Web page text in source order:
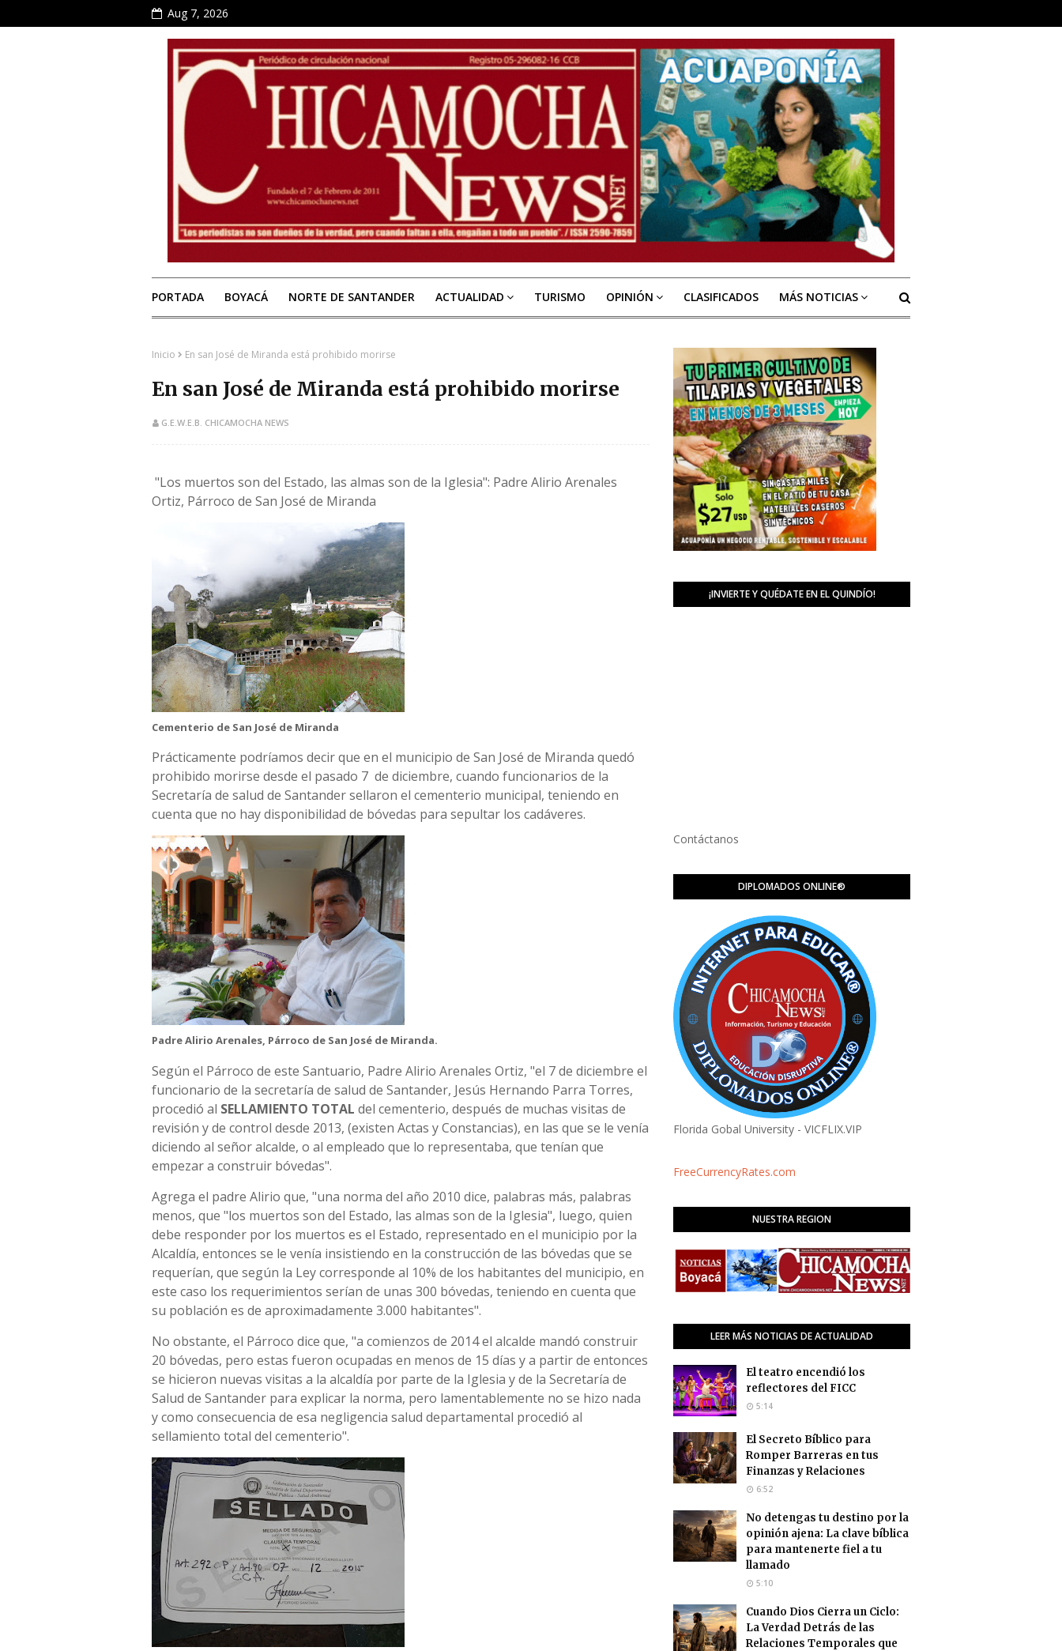
Aug 7, 2026
PORTADA BOYACÁ NORTE DE SANTANDER ACTUALIDAD TURISMO OPINIÓN CLASIFICADOS MÁS NOTICIAS
Inicio En san José de Miranda está prohibido morirse
En san José de Miranda está prohibido morirse
G.E.W.E.B. CHICAMOCHA NEWS
"Los muertos son del Estado, las almas son de la Iglesia": Padre Alirio Arenales
Ortiz, Párroco de San José de Miranda
Cementerio de San José de Miranda
Prácticamente podríamos decir que en el municipio de San José de Miranda quedó
prohibido morirse desde el pasado 7 de diciembre, cuando funcionarios de la
Secretaría de salud de Santander sellaron el cementerio municipal, teniendo en
cuenta que no hay disponibilidad de bóvedas para sepultar los cadáveres.
Padre Alirio Arenales, Párroco de San José de Miranda.
Según el Párroco de este Santuario, Padre Alirio Arenales Ortiz, "el 7 de diciembre el
funcionario de la secretaría de salud de Santander, Jesús Hernando Parra Torres,
procedió al SELLAMIENTO TOTAL del cementerio, después de muchas visitas de
revisión y de control desde 2013, (existen Actas y Constancias), en las que se le venía
diciendo al señor alcalde, o al empleado que lo representaba, que tenían que
empezar a construir bóvedas".
Agrega el padre Alirio que, "una norma del año 2010 dice, palabras más, palabras
menos, que "los muertos son del Estado, las almas son de la Iglesia", luego, quien
debe responder por los muertos es el Estado, representado en el municipio por la
Alcaldía, entonces se le venía insistiendo en la construcción de las bóvedas que se
requerían, que según la Ley corresponde al 10% de los habitantes del municipio, en
este caso los requerimientos serían de unas 300 bóvedas, teniendo en cuenta que
su población es de aproximadamente 3.000 habitantes".
No obstante, el Párroco dice que, "a comienzos de 2014 el alcalde mandó construir
20 bóvedas, pero estas fueron ocupadas en menos de 15 días y a partir de entonces
se hicieron nuevas visitas a la alcaldía por parte de la Iglesia y de la Secretaría de
Salud de Santander para explicar la norma, pero lamentablemente no se hizo nada
y como consecuencia de esa negligencia salud departamental procedió al
sellamiento total del cementerio".
¡INVIERTE Y QUÉDATE EN EL QUINDÍO!
Contáctanos
DIPLOMADOS ONLINE®️
Florida Gobal University - VICFLIX.VIP
FreeCurrencyRates.com
NUESTRA REGION
LEER MÁS NOTICIAS DE ACTUALIDAD
El teatro encendió los
reflectores del FICC
5:14
El Secreto Bíblico para
Romper Barreras en tus
Finanzas y Relaciones
6:52
No detengas tu destino por la
opinión ajena: La clave bíblica
para mantenerte fiel a tu
llamado
5:10
Cuando Dios Cierra un Ciclo:
La Verdad Detrás de las
Relaciones Temporales que